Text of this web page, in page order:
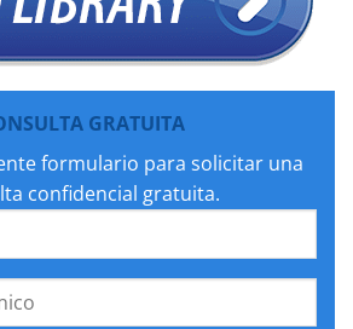
GRATUITA
formulario para solicitar una
confidencial gratuita.